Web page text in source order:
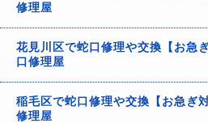
修理屋
花見川区で蛇口修理や交換【お急
口修理屋
稲毛区で蛇口修理や交換【お急ぎ
修理屋